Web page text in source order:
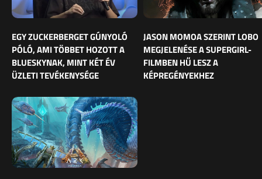
EGY ZUCKERBERGET GÚNYOLÓ
PÓLÓ, AMI TÖBBET HOZOTT A
BLUESKYNAK, MINT KÉT ÉV
ÜZLETI TEVÉKENYSÉGE
JASON MOMOA SZERINT LOBO
MEGJELENÉSE A SUPERGIRL-
FILMBEN HŰ LESZ A
KÉPREGÉNYEKHEZ